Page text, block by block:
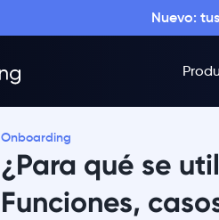
Nuevo:
Onboarding
¿Para qué se
Funciones,